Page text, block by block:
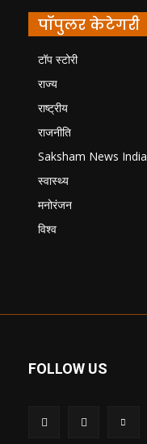
पॉपुलर केटेगरी
टॉप स्टोरी
राज्य
राष्ट्रीय
राजनीति
Saksham News India
स्वास्थ्य
मनोरंजन
विश्व
FOLLOW US